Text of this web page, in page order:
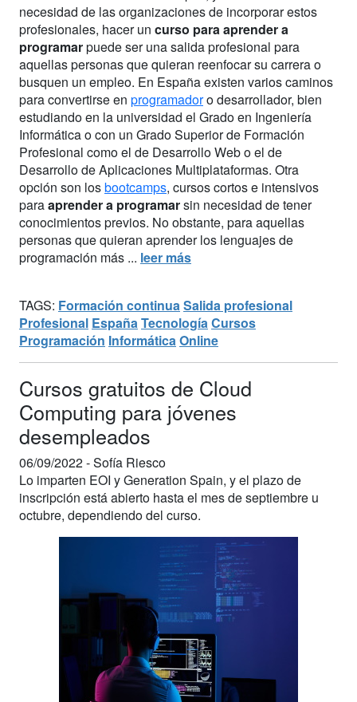
necesidad de las organizaciones de incorporar estos
profesionales, hacer un curso para aprender a
programarpuede ser una salida profesional para
aquellas personas que quieran reenfocar su carrera o
busquen un empleo. En España existen varios caminos
para convertirse en programadoro desarrollador, bien
estudiando en la universidad el Grado en Ingeniería
Informática o con un Grado Superior de Formación
Profesional como el de Desarrollo Web o el de
Desarrollo de Aplicaciones Multiplataformas. Otra
opción son losbootcamps, cursos cortos e intensivos
paraaprender a programarsin necesidad de tener
conocimientos previos. No obstante, para aquellas
personas que quieran aprender los lenguajes de
programación más ... leer más
TAGS: Formación continua Salida profesional
Profesional España Tecnología Cursos
Programación Informática Online
Cursos gratuitos de Cloud
Computing para jóvenes
desempleados
06/09/2022 -Sofía Riesco
Lo imparten EOI y Generation Spain, y el plazo de
inscripción está abierto hasta el mes de septiembre u
octubre, dependiendo del curso.